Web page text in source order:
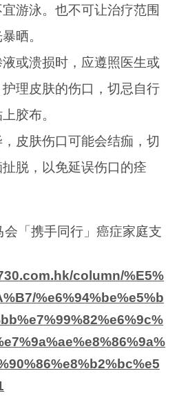
游泳。也不可让治疗范围
晒。
或溃损时，应遵照医生或
理皮肤的伤口，切忌自行
胶布。
皮肤伤口可能会结痂，切
脱，以免延误伤口的痊
「携手同行」癌症家庭支
column/%E5%
%e6%94%be%e5%b